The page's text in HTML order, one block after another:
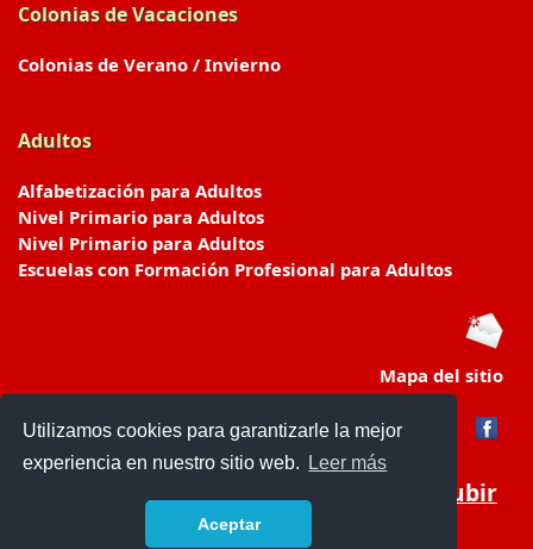
Utilizamos cookies para garantizarle la mejor
experiencia en nuestro sitio web.
Leer más
Aceptar
Colonias de Vacaciones
Colonias de Verano / Invierno
Adultos
Alfabetización para Adultos
Nivel Primario para Adultos
Nivel Primario para Adultos
Escuelas con Formación Profesional para Adultos
Mapa del sitio
Subir